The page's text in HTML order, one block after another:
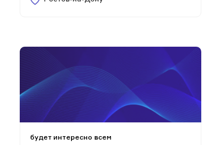
будет интересно всем